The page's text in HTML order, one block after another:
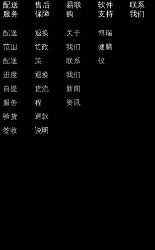
配送
服务
配送
范围
配送
进度
自提
服务
验货
签收
售后
保障
退换
货政
策
退换
货流
程
退款
说明
易联
购
关于
我们
联系
我们
新闻
资讯
软件
支持
博瑞
健脑
仪
联系
我们